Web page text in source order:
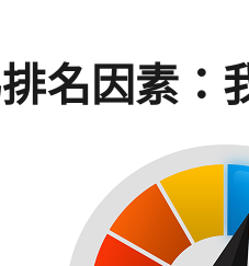
名因素：